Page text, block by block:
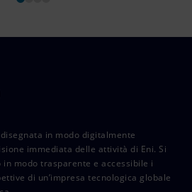
in modo digitalmente
immediata delle attività di Eni. Si
modo trasparente e accessibile i
di un’impresa tecnologica globale